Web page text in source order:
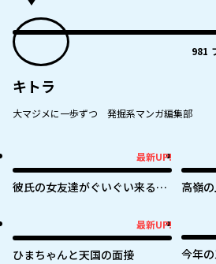
981
キトラ
大マジメに一歩ずつ 発掘系マンガ編集部
最新UP!
彼氏の女友達がぐいぐい来る
高嶺
最新UP!
ひまちゃんと天国の面接
今年